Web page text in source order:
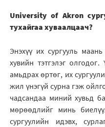
University of Akron
тухайгаа хуваалцаач?
Энэхүү их сургууль
хувийн тэтгэлэг
амьдрах өртөг, их
жил үнэгүй сурна гэж
чадсандаа миний хувьд
мөрөөдлийг минь
сургуулийн идэвх,